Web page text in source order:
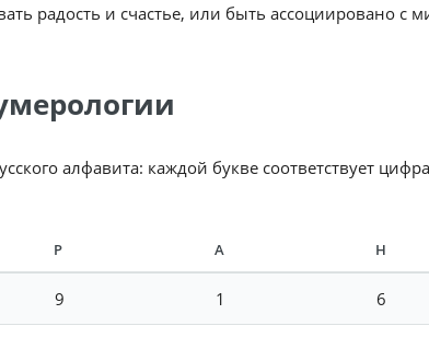
радость и счастье, или быть ассоциировано с
алфавита: каждой букве соответствует
Р А Н
9 1 6